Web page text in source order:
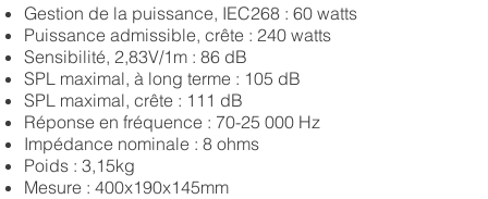
Gestion de la puissance, IEC268 : 60 watts
Puissance admissible, crête : 240 watts
Sensibilité, 2,83V/1m : 86 dB
SPL maximal, à long terme : 105 dB
SPL maximal, crête : 111 dB
Réponse en fréquence : 70-25 000 Hz
Impédance nominale : 8 ohms
Poids : 3,15kg
Mesure : 400x190x145mm